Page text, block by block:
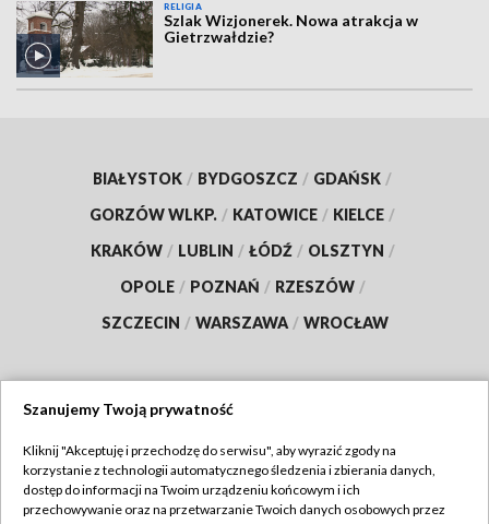
RELIGIA
Szlak Wizjonerek. Nowa atrakcja w
Gietrzwałdzie?
BIAŁYSTOK / BYDGOSZCZ / GDAŃSK /
GORZÓW WLKP. / KATOWICE / KIELCE /
KRAKÓW / LUBLIN / ŁÓDŹ / OLSZTYN /
OPOLE / POZNAŃ / RZESZÓW /
SZCZECIN / WARSZAWA / WROCŁAW
TVP
Abonament TVP
Regulamin TVP
Szanujemy Twoją prywatność
Kliknij "Akceptuję i przechodzę do serwisu", aby wyrazić zgody na
korzystanie z technologii automatycznego śledzenia i zbierania danych,
dostęp do informacji na Twoim urządzeniu końcowym i ich
przechowywanie oraz na przetwarzanie Twoich danych osobowych przez